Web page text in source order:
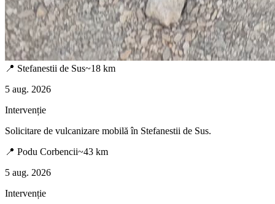
📍 Stefanestii de Sus~18 km
5 aug. 2026
Intervenție
Solicitare de vulcanizare mobilă în Stefanestii de Sus.
📍 Podu Corbencii~43 km
5 aug. 2026
Intervenție